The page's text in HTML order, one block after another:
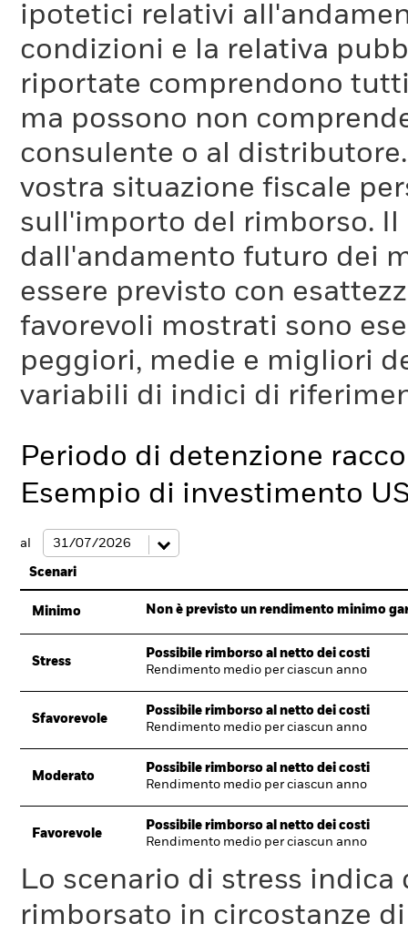
ipotetici relativi
condizioni e la relativa
riportate comprendono
ma possono non
consulente o al
vostra situazione fiscale
sull'importo del rimborso.
dall'andamento futuro dei
essere previsto con
favorevoli mostrati sono
peggiori, medie e migliori
variabili di indici di
Periodo di detenzione
Esempio di investimento
al
Scenari
Minimo Non è previsto un rendimento minimo
Stress
Possibile rimborso al netto dei costi
Rendimento medio per ciascun anno
Sfavorevole
Possibile rimborso al netto dei costi
Rendimento medio per ciascun anno
Moderato
Possibile rimborso al netto dei costi
Rendimento medio per ciascun anno
Favorevole
Possibile rimborso al netto dei costi
Rendimento medio per ciascun anno
Lo scenario di stress
rimborsato in circostanze